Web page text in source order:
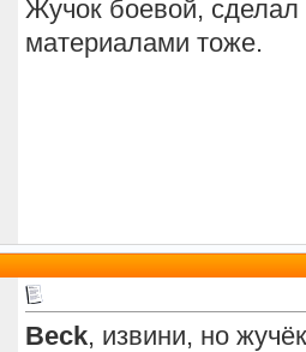
Жучок боевой,
материалами тоже.
Beck, извини, но